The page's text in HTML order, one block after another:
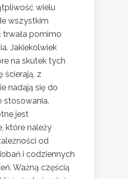
wielu
wszystkim
pomimo
Jakiekolwiek
na skutek tych
ścierają, z
nadają się do
stosowania.
jest
które należy
od
i codziennych
Ważną częścią